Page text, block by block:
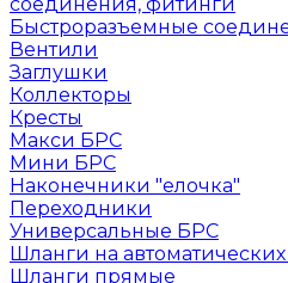
Быстроразъемные
Вентили
Заглушки
Коллекторы
Кресты
Макси БРС
Мини БРС
Наконечники "елочка"
Переходники
Универсальные БРС
Шланги на автоматических
Шланги прямые